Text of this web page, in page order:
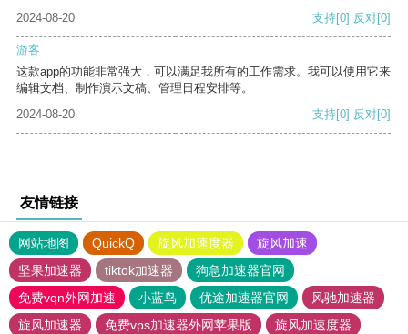
2024-08-20
支持[0] 反对[0]
游客
这款app的功能非常强大，可以满足我所有的工作需求。我可以使用它来
编辑文档、制作演示文稿、管理日程安排等。
2024-08-20
支持[0] 反对[0]
友情链接
网站地图 QuickQ 旋风加速度器
旋风加速
坚果加速器
tiktok加速器
狗急加速器官网
免费vqn外网加速
小蓝鸟 优途加速器官网
风驰加速器
旋风加速器
免费vps加速器外网苹果版
旋风加速度器